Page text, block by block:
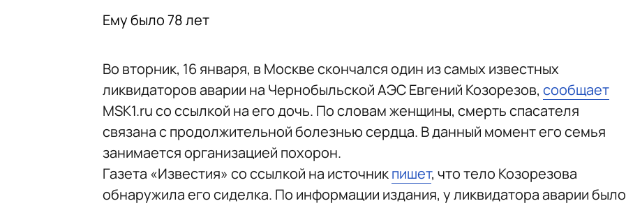
Ему было 78 лет
Во вторник, 16 января, в Москве скончался один из самых известных
ликвидаторов аварии на Чернобыльской АЭС Евгений Козорезов, сообщает
MSK1.ru со ссылкой на его дочь. По словам женщины, смерть спасателя
связана с продолжительной болезнью сердца. В данный момент его семья
занимается организацией похорон.
Газета «Известия» со ссылкой на источникпишет, что тело Козорезова
обнаружила его сиделка. По информации издания, у ликвидатора аварии было